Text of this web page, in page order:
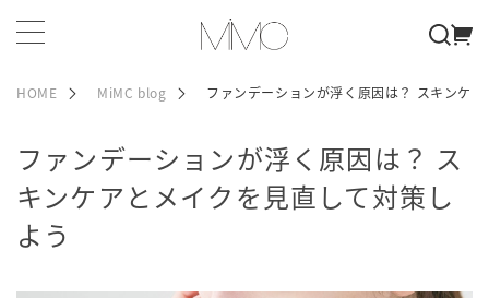
HOME MiMC blog ファンデーションが浮く原因は？ スキンケ
ファンデーションが浮く原因は？ ス
キンケアとメイクを見直して対策し
よう